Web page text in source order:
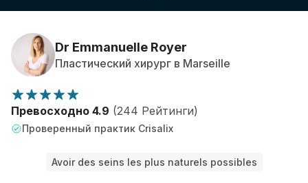
Dr Emmanuelle Royer
Пластический хирург в Marseille
Превосходно 4.9 (244 Рейтинги)
Проверенный практик Crisalix
Avoir des seins les plus naturels possibles